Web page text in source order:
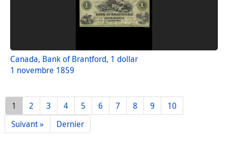
Canada, Bank of Brantford, 1 dollar
1 novembre 1859
1 2 3 4 5 6 7 8 9
10
Suivant »
Dernier